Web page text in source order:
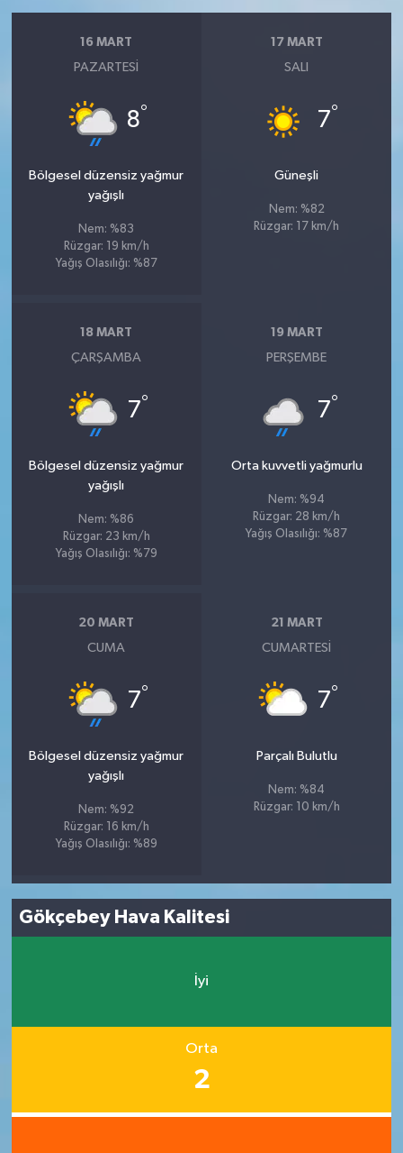
16 MART
PAZARTESI
8°
Bölgesel düzensiz yağmur
yağışlı
Nem: %83
Rüzgar: 19 km/h
Yağış Olasılığı: %87
17 MART
SALI
7°
Güneşli
Nem: %82
Rüzgar: 17 km/h
18 MART
ÇARŞAMBA
7°
Bölgesel düzensiz yağmur
yağışlı
Nem: %86
Rüzgar: 23 km/h
Yağış Olasılığı: %79
19 MART
PERŞEMBE
7°
Orta kuvvetli yağmurlu
Nem: %94
Rüzgar: 28 km/h
Yağış Olasılığı: %87
20 MART
CUMA
7°
Bölgesel düzensiz yağmur
yağışlı
Nem: %92
Rüzgar: 16 km/h
Yağış Olasılığı: %89
21 MART
CUMARTESI
7°
Parçalı Bulutlu
Nem: %84
Rüzgar: 10 km/h
Gökçebey Hava Kalitesi
İyi
Orta
2